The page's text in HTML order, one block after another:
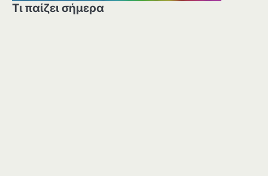
Τι παίζει σήμερα